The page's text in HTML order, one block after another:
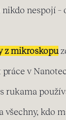
nikdo nespojí –
z mikroskopu
v
s rukama
všechny, kdo